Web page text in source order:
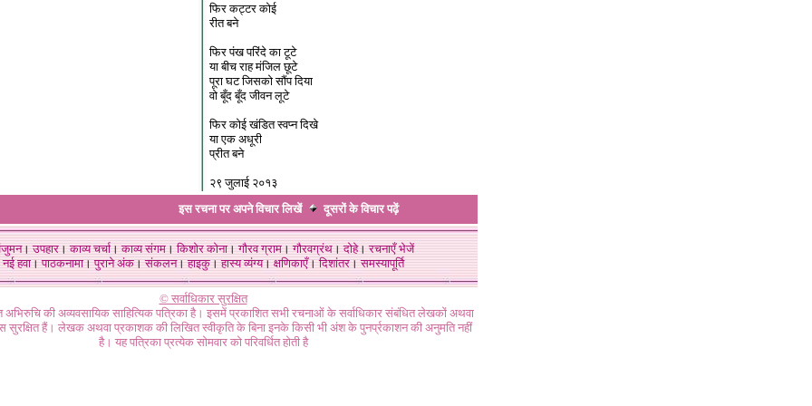
फिर कट्टर कोई
रीत बने
फिर पंख परिंदे का टूटे
या बीच राह मंजिल छूटे
पूरा घट जिसको सौंप दिया
वो बूँद बूँद जीवन लूटे
फिर कोई खंडित स्वप्न दिखे
या एक अधूरी
प्रीत बने
२९ जुलाई २०१३
इस रचना पर अपने विचार लिखें
दूसरों के विचारपढ़ें
।उपहार।काव्य चर्चा।काव्य संगम।किशोर कोना।गौरव ग्राम।गौरवग्रंथ।दोहे।रचनाएँ भेजें
नई हवा। पाठकनामा। पुराने अंक। संकलन। हाइकु। हास्य व्यंग्य। क्षणिकाएँ। दिशांतर। समस्यापूर्ति
© सर्वाधिकार सुरक्षित
अभिरुचि की अव्यवसायिक साहित्यिक पत्रिका है। इसमें प्रकाशित सभी रचनाओं के सर्वाधिकार संबंधित लेखकों अथवा
सुरक्षित हैं। लेखक अथवा प्रकाशक की लिखित स्वीकृति के बिना इनके किसी भी अंश के पुनर्प्रकाशन की अनुमति नहीं
है। यह पत्रिका प्रत्येक सोमवार को परिवर्धित होती है